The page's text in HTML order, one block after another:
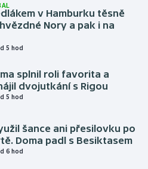
v Hamburku těsně
Nory a pak i na
5 hod
splnil roli favorita a
dvojutkání s Rigou
5 hod
šance ani přesilovku po
Doma padl s Besiktasem
6 hod